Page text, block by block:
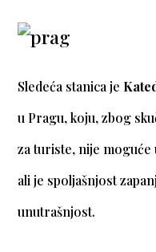
Sledeća stanica je
u Pragu, koju, zbog
za turiste, nije
ali je spoljašnjost
unutrašnjost.